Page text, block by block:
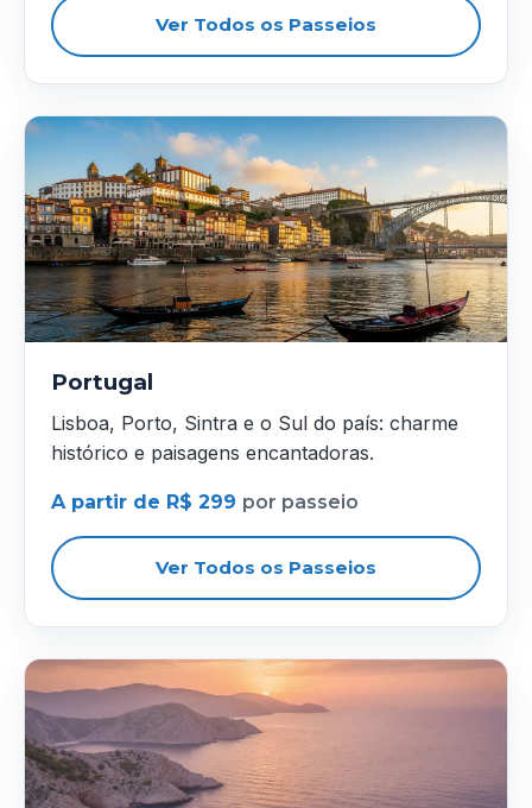
Ver Todos os Passeios
Portugal
Lisboa, Porto, Sintra e o Sul do país: charme
histórico e paisagens encantadoras.
A partir de R$ 299 por passeio
Ver Todos os Passeios